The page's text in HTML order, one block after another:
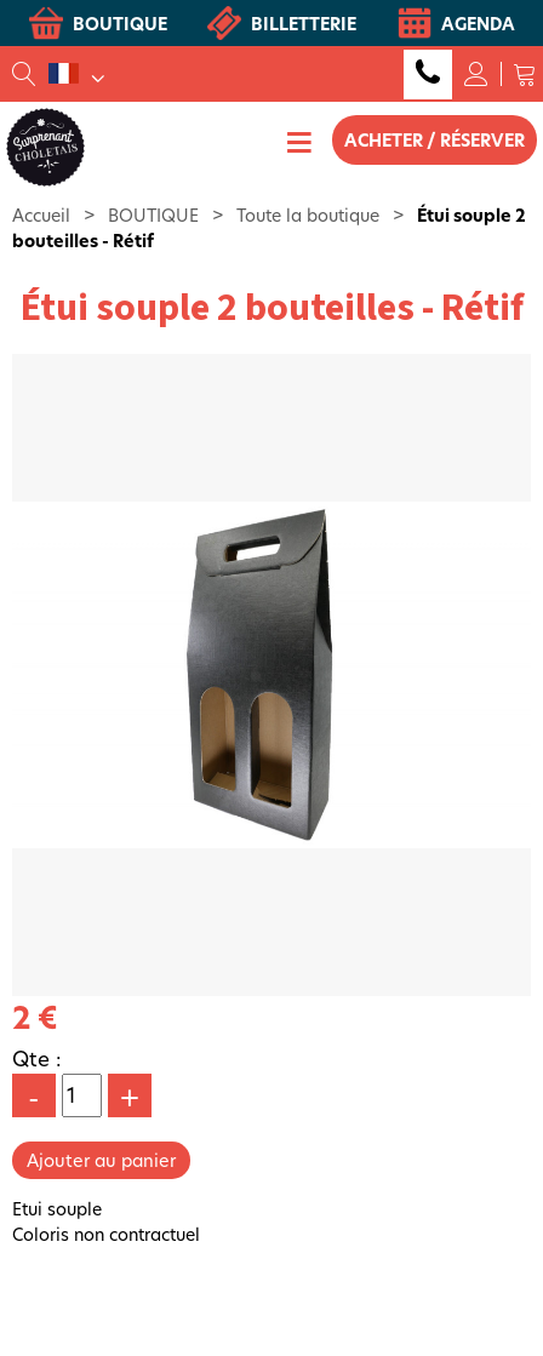
BOUTIQUE BILLETTERIE AGENDA
ACHETER / RÉSERVER
Accueil > BOUTIQUE > Toute la boutique >
Étui souple 2
bouteilles - Rétif
Étui souple 2 bouteilles - Rétif
2 €
Qte :
- +
Etui souple
Coloris non contractuel